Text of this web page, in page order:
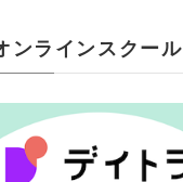
ンラインスクール